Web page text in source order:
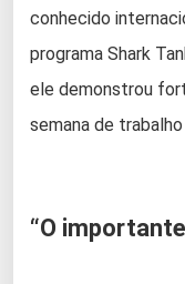
conhecido
programa Shark
ele demonstrou
semana de
“O